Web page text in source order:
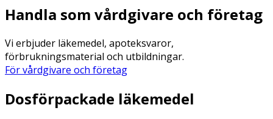
Handla som vårdgivare och företag
Vi erbjuder läkemedel, apoteksvaror,
förbrukningsmaterial och utbildningar.
För vårdgivare och företag
Dosförpackade läkemedel